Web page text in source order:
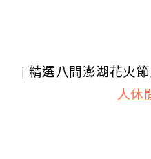
| 精選八間澎湖花火
人休